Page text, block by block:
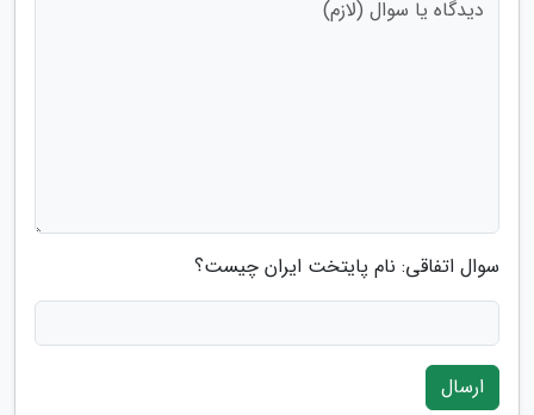
سوال اتفاقی: نام پایتخت ایران چیست؟
ارسال